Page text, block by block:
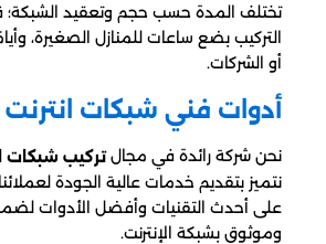
تختلف المدة حسب حجم وتعقيد
التركيب بضع ساعات للمنازل الصغيرة،
أو الشركات.
أدوات فني شبكات انترنت
نحن شركة رائدة في مجالتركيب شبكات
نتميز بتقديم خدمات عالية الجودة
على أحدث التقنيات وأفضل الأدوات
وموثوق بشبكة الإنترنت.